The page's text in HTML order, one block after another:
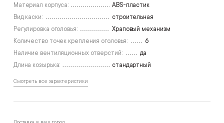
Материал корпуса:
ABS-пластик
Вид каски:
строительная
Регулировка оголовья:
Храповый механизм
Количество точек крепления оголовья:
6
Наличие вентиляционных отверстий:
да
Длина козырька:
стандартный
Смотреть все характеристики